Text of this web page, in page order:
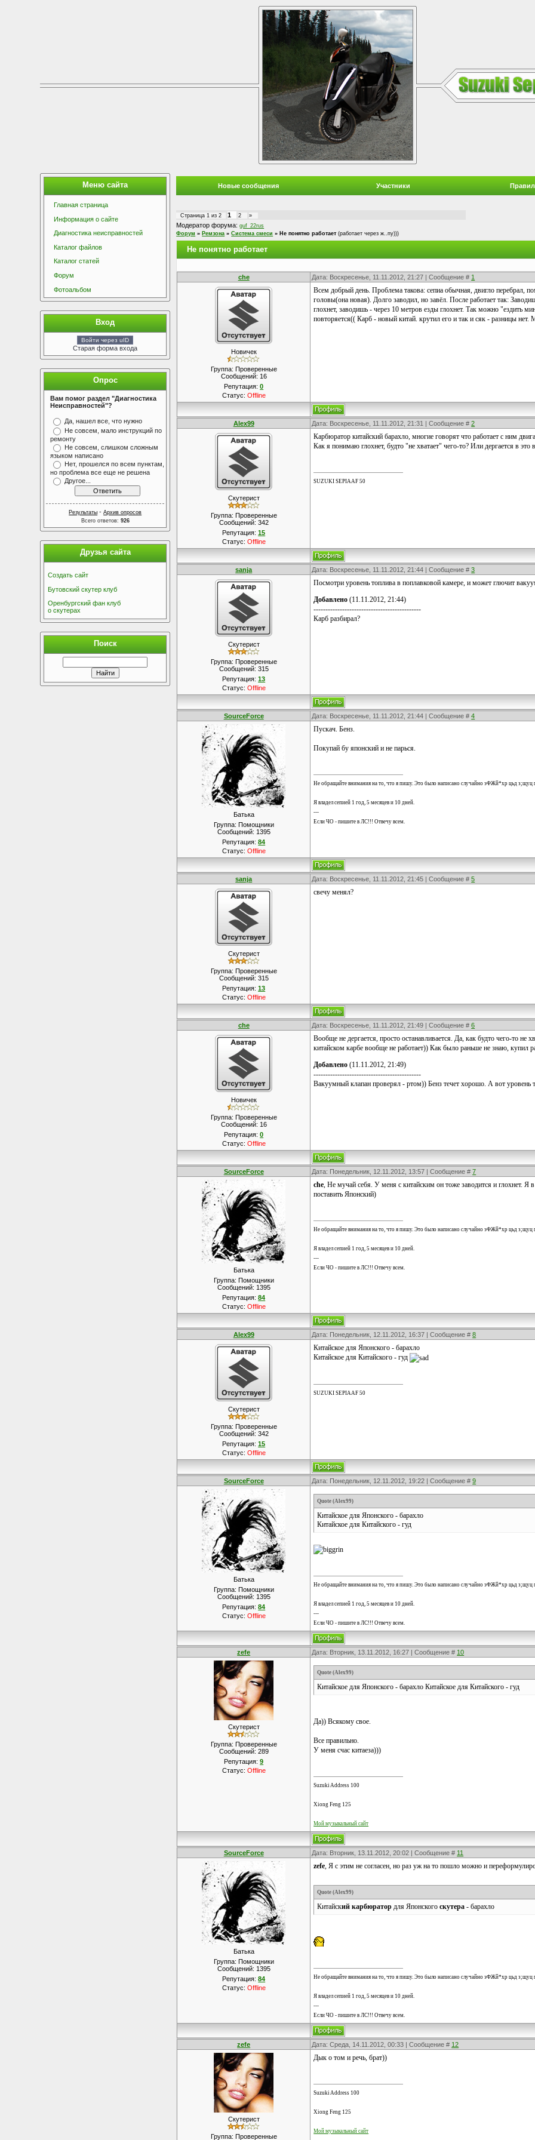
Меню сайта
Главная страница
Информация о сайте
Диагностика неисправностей
Каталог файлов
Каталог статей
Форум
Фотоальбом
Вход
Войти через uID
Старая форма входа
Опрос
Вам помог раздел "Диагностика
Неисправностей"?
Да, нашел все, что нужно
Не совсем, мало инструкций по
ремонту
Не совсем, слишком сложным
языком написано
Нет, прошелся по всем пунктам,
но проблема все еще не решена
Другое...
Результаты -Архив опросов
Всего ответов: 926
Друзья сайта
Создать сайт
Бутовский скутер клуб
Оренбургский фан клуб
о скутерах
Поиск
Новые сообщения Участники
Страница1 из2 1 2 »
Модератор форума:guf_22rus
Форум » Ремзона » Система смеси » Не понятно работает (работает через ж..пу)))
Не понятно работает
che Дата: Воскресенье, 11.11.2012, 21:27 | Сообщение # 1
Новичек
Группа: Проверенные
Сообщений: 16
Репутация:0
Статус: Offline
Всем добрый день. Проблема такова: сепиа обычная, двигло перебрал,
головы(она новая). Долго заводил, но завёл. После работает так:
глохнет, заводишь - через 10 метров езды глохнет. Так можно "ездить
повторяется(( Карб - новый китай. крутил его и так и сяк - разницы
Alex99 Дата: Воскресенье, 11.11.2012, 21:31 | Сообщение #2
Скутерист
Группа: Проверенные
Сообщений: 342
Репутация:15
Статус: Offline
Карбюратор китайский барахло, многие говорят что работает с ним
Как я понимаю глохнет, будто "не хватает" чего-то? Или дергается в это
SUZUKI SEPIA AF 50
sanja Дата: Воскресенье, 11.11.2012, 21:44 | Сообщение #3
Скутерист
Группа: Проверенные
Сообщений: 315
Репутация:13
Статус: Offline
Посмотри уровень топлива в поплавковой камере, и может глючит
Добавлено (11.11.2012, 21:44)
---------------------------------------------
Карб разбирал?
SourceForce Дата: Воскресенье, 11.11.2012, 21:44 | Сообщение #4
Батька
Группа: Помощники
Сообщений: 1395
Репутация:84
Статус: Offline
Пускач. Бенз.
Покупай бу японский и не парься.
Не обращайте внимания на то, что я пишу. Это было написано случайно эФЖй*хр цьд з;щуц
Я владел сепией 1 год, 5 месяцев и 10 дней.
---
Если ЧО - пишите в ЛС!!! Отвечу всем.
sanja Дата: Воскресенье, 11.11.2012, 21:45 | Сообщение #5
Скутерист
Группа: Проверенные
Сообщений: 315
Репутация:13
Статус: Offline
свечу менял?
che Дата: Воскресенье, 11.11.2012, 21:49 | Сообщение #6
Новичек
Группа: Проверенные
Сообщений: 16
Репутация:0
Статус: Offline
Вообще не дергается, просто останавливается. Да, как будто чего-то не
китайском карбе вообще не работает)) Как было раньше не знаю, купил
Добавлено (11.11.2012, 21:49)
---------------------------------------------
Вакуумный клапан проверял - ртом)) Бенз течет хорошо. А вот уровень
SourceForce Дата: Понедельник, 12.11.2012, 13:57 | Сообщение #7
Батька
Группа: Помощники
Сообщений: 1395
Репутация:84
Статус: Offline
che, Не мучай себя. У меня с китайским он тоже заводится и глохнет. Я
поставить Японский)
Не обращайте внимания на то, что я пишу. Это было написано случайно эФЖй*хр цьд з;щуц
Я владел сепией 1 год, 5 месяцев и 10 дней.
---
Если ЧО - пишите в ЛС!!! Отвечу всем.
Alex99 Дата: Понедельник, 12.11.2012, 16:37 | Сообщение #8
Скутерист
Группа: Проверенные
Сообщений: 342
Репутация:15
Статус: Offline
Китайское для Японского - барахло
Китайское для Китайского - гуд
SUZUKI SEPIA AF 50
SourceForce Дата: Понедельник, 12.11.2012, 19:22 | Сообщение #9
Батька
Группа: Помощники
Сообщений: 1395
Репутация:84
Статус: Offline
Quote (Alex99)
Китайское для Японского - барахло
Китайское для Китайского - гуд
Не обращайте внимания на то, что я пишу. Это было написано случайно эФЖй*хр цьд з;щуц
Я владел сепией 1 год, 5 месяцев и 10 дней.
---
Если ЧО - пишите в ЛС!!! Отвечу всем.
zefe Дата: Вторник, 13.11.2012, 16:27 | Сообщение # 10
Скутерист
Группа: Проверенные
Сообщений: 289
Репутация:9
Статус: Offline
Quote (Alex99)
Китайское для Японского - барахло Китайское для Китайского - гуд
Да)) Всякому свое.
Все правильно.
У меня счас китаеза)))
Suzuki Address 100
Xiong Feng 125
Мой музыкальный сайт
SourceForce Дата: Вторник, 13.11.2012, 20:02 | Сообщение # 11
Батька
Группа: Помощники
Сообщений: 1395
Репутация:84
Статус: Offline
zefe, Я с этим не согласен, но раз уж на то пошло можно и
Quote (Alex99)
Китайский карбюратор для Японскогоскутера - барахло
Не обращайте внимания на то, что я пишу. Это было написано случайно эФЖй*хр цьд з;щуц
Я владел сепией 1 год, 5 месяцев и 10 дней.
---
Если ЧО - пишите в ЛС!!! Отвечу всем.
zefe Дата: Среда, 14.11.2012, 00:33 | Сообщение # 12
Скутерист
Группа: Проверенные
Дык о том и речь, брат))
Suzuki Address 100
Xiong Feng 125
Мой музыкальный сайт